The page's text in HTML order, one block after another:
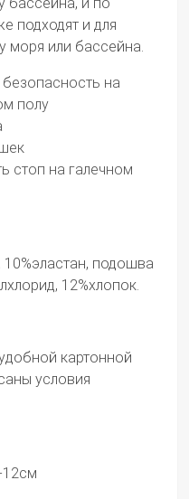
подходят и для
моря или бассейна.
на
полу
стоп на галечном
подошва
12%хлопок.
картонной
условия
12см